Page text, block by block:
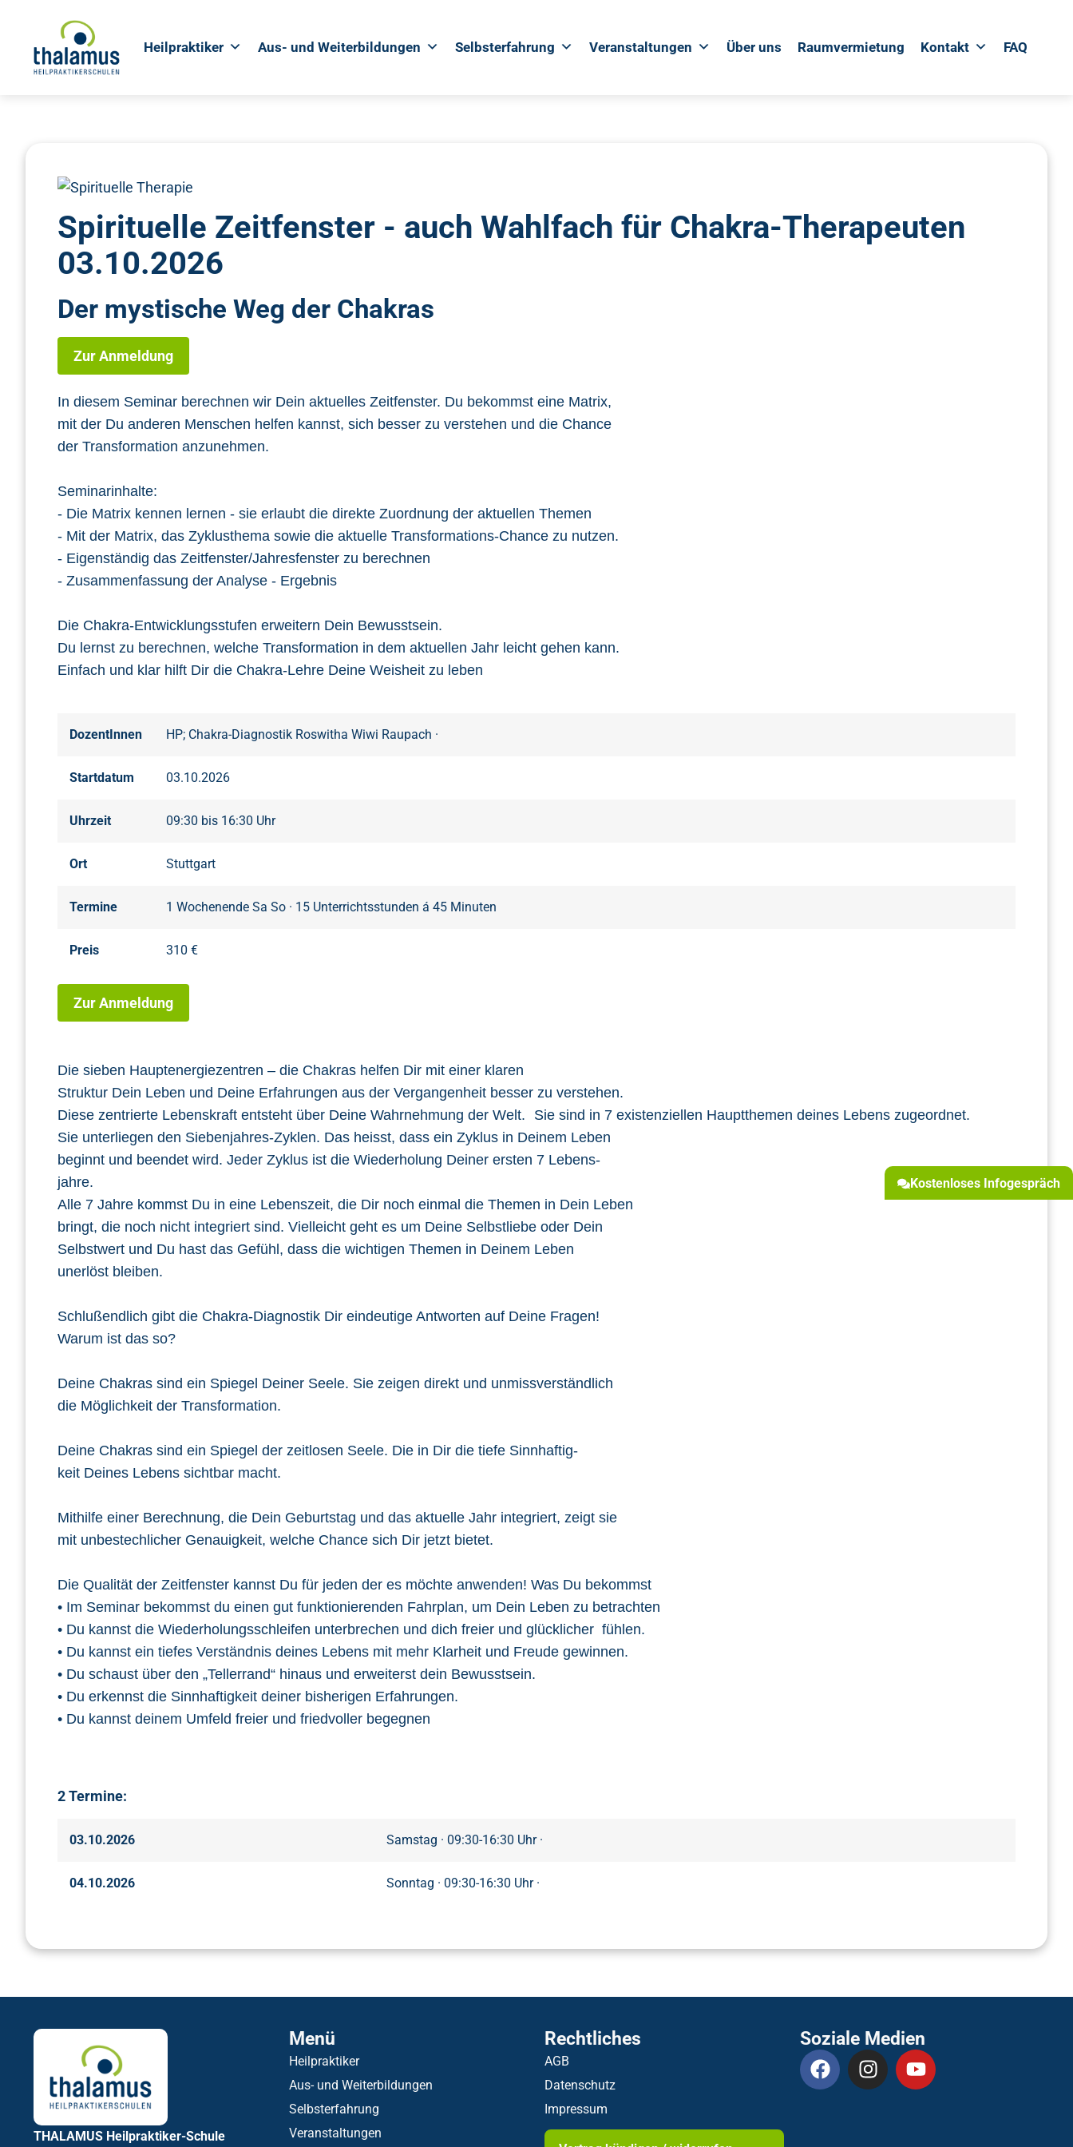
Heilpraktiker Aus- und Weiterbildungen Selbsterfahrung Veranstaltungen Über uns Raumvermietung Kontakt FAQ
Kostenloses Infogespräch
Spirituelle Zeitfenster - auch Wahlfach für Chakra-Therapeuten
03.10.2026
Der mystische Weg der Chakras
Zur Anmeldung
In diesem Seminar berechnen wir Dein aktuelles Zeitfenster. Du bekommst eine Matrix,
mit der Du anderen Menschen helfen kannst, sich besser zu verstehen und die Chance
der Transformation anzunehmen.
Seminarinhalte:
- Die Matrix kennen lernen - sie erlaubt die direkte Zuordnung der aktuellen Themen
- Mit der Matrix, das Zyklusthema sowie die aktuelle Transformations-Chance zu nutzen.
- Eigenständig das Zeitfenster/Jahresfenster zu berechnen
- Zusammenfassung der Analyse - Ergebnis
Die Chakra-Entwicklungsstufen erweitern Dein Bewusstsein.
Du lernst zu berechnen, welche Transformation in dem aktuellen Jahr leicht gehen kann.
Einfach und klar hilft Dir die Chakra-Lehre Deine Weisheit zu leben
DozentInnen HP; Chakra-Diagnostik Roswitha Wiwi Raupach ·
Startdatum 03.10.2026
Uhrzeit 09:30 bis 16:30 Uhr
Ort Stuttgart
Termine 1 Wochenende Sa So · 15 Unterrichtsstunden á 45 Minuten
Preis 310 €
Zur Anmeldung
Die sieben Hauptenergiezentren – die Chakras helfen Dir mit einer klaren
Struktur Dein Leben und Deine Erfahrungen aus der Vergangenheit besser zu verstehen.
Diese zentrierte Lebenskraft entsteht über Deine Wahrnehmung der Welt. Sie sind in 7 existenziellen Hauptthemen deines Lebens zugeordnet.
Sie unterliegen den Siebenjahres-Zyklen. Das heisst, dass ein Zyklus in Deinem Leben
beginnt und beendet wird. Jeder Zyklus ist die Wiederholung Deiner ersten 7 Lebens-
jahre.
Alle 7 Jahre kommst Du in eine Lebenszeit, die Dir noch einmal die Themen in Dein Leben
bringt, die noch nicht integriert sind. Vielleicht geht es um Deine Selbstliebe oder Dein
Selbstwert und Du hast das Gefühl, dass die wichtigen Themen in Deinem Leben
unerlöst bleiben.
Schlußendlich gibt die Chakra-Diagnostik Dir eindeutige Antworten auf Deine Fragen!
Warum ist das so?
Deine Chakras sind ein Spiegel Deiner Seele. Sie zeigen direkt und unmissverständlich
die Möglichkeit der Transformation.
Deine Chakras sind ein Spiegel der zeitlosen Seele. Die in Dir die tiefe Sinnhaftig-
keit Deines Lebens sichtbar macht.
Mithilfe einer Berechnung, die Dein Geburtstag und das aktuelle Jahr integriert, zeigt sie
mit unbestechlicher Genauigkeit, welche Chance sich Dir jetzt bietet.
Die Qualität der Zeitfenster kannst Du für jeden der es möchte anwenden! Was Du bekommst
• Im Seminar bekommst du einen gut funktionierenden Fahrplan, um Dein Leben zu betrachten
• Du kannst die Wiederholungsschleifen unterbrechen und dich freier und glücklicher fühlen.
• Du kannst ein tiefes Verständnis deines Lebens mit mehr Klarheit und Freude gewinnen.
• Du schaust über den „Tellerrand“ hinaus und erweiterst dein Bewusstsein.
• Du erkennst die Sinnhaftigkeit deiner bisherigen Erfahrungen.
• Du kannst deinem Umfeld freier und friedvoller begegnen
2 Termine:
03.10.2026 Samstag · 09:30-16:30 Uhr ·
04.10.2026 Sonntag · 09:30-16:30 Uhr ·
THALAMUS Heilpraktiker-Schule
Menü
Heilpraktiker
Aus- und Weiterbildungen
Selbsterfahrung
Veranstaltungen
Rechtliches
AGB
Datenschutz
Impressum
Soziale Medien